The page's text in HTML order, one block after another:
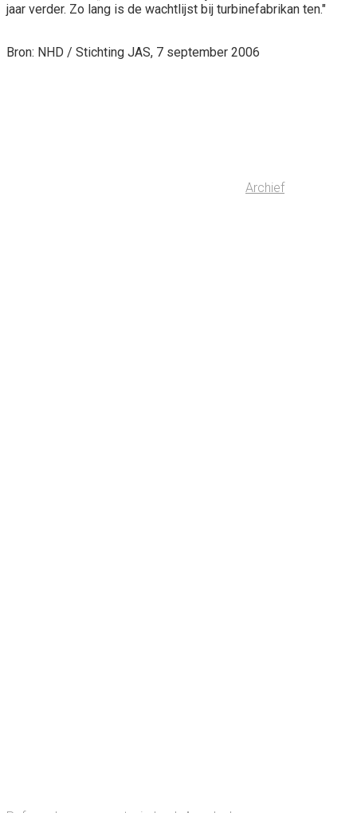
jaar verder. Zo lang is de wachtlijst bij turbinefabrikan ten."
Bron: NHD / Stichting JAS, 7 september 2006
Archief